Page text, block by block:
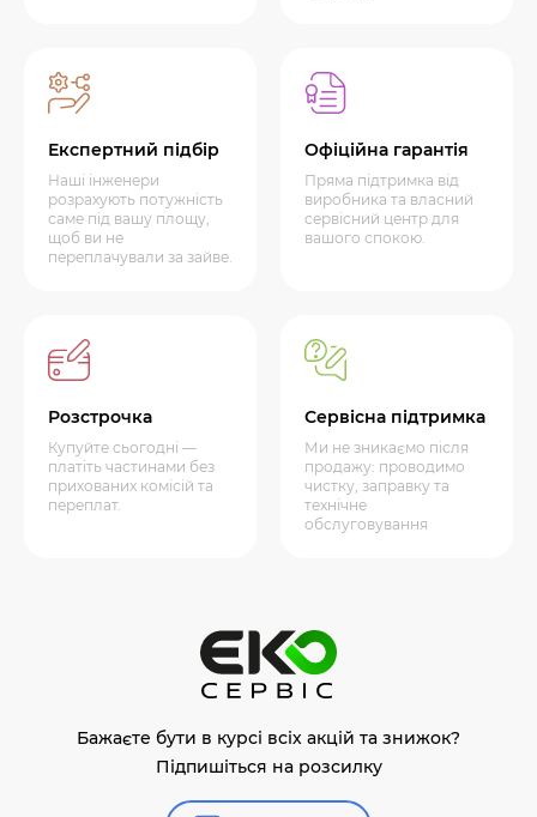
Експертний підбір
Наші інженери
розрахують потужність
саме під вашу площу,
щоб ви не
переплачували за зайве.
Офіційна гарантія
Пряма підтримка від
виробника та власний
сервісний центр для
вашого спокою.
Розстрочка
Купуйте сьогодні —
платіть частинами без
прихованих комісій та
переплат.
Сервісна підтримка
Ми не зникаємо після
продажу: проводимо
чистку, заправку та
технічне
обслуговування
Бажаєте бути в курсі всіх акцій та знижок?
Підпишіться на розсилку